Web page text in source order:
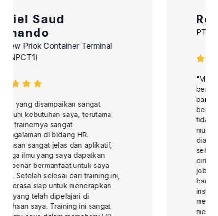
Reni Novella
bermanfaat. Materi yang disampaikan
tidak hanya informatif, tetapi juga
mudah dipahami dan langsung dapat
diaplikasikan dalam pekerjaan saya
sehari-hari. Saya merasa lebih percaya
diri dalam menjalankan tugas-tugas di
job desk saya karena pengetahuan
baru yang didadapatkan. Selain itu,
instruktur juga sangat berpengalaman,
memberikan contoh-contoh nyata yang
membantu saya memahami konsep